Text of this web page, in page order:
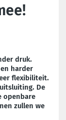
druk.
harder
flexibiliteit.
De
openbare
zullen we